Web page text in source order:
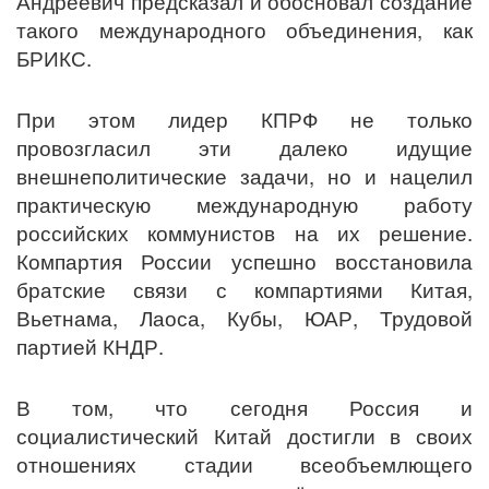
такого международного объединения, как
БРИКС.
При этом лидер КПРФ не только
провозгласил эти далеко идущие
внешнеполитические задачи, но и нацелил
практическую международную работу
российских коммунистов на их решение.
Компартия России успешно восстановила
братские связи с компартиями Китая,
Вьетнама, Лаоса, Кубы, ЮАР, Трудовой
партией КНДР.
В том, что сегодня Россия и
социалистический Китай достигли в своих
отношениях стадии всеобъемлющего